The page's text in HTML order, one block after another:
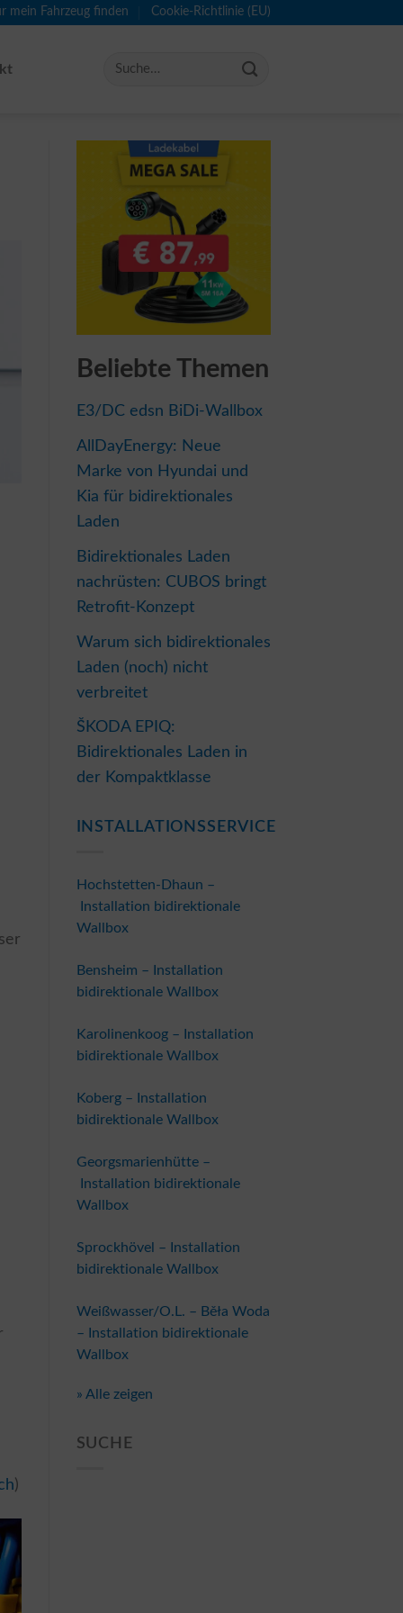
mein Fahrzeug finden Cookie-Richtlinie (EU)
)
Beliebte Themen
E3/DC edsn BiDi-Wallbox
AllDayEnergy: Neue
Marke von Hyundai und
Kia für bidirektionales
Laden
Bidirektionales Laden
nachrüsten: CUBOS bringt
Retrofit-Konzept
Warum sich bidirektionales
Laden (noch) nicht
verbreitet
ŠKODA EPIQ:
Bidirektionales Laden in
der Kompaktklasse
INSTALLATIONSSERVICE
Hochstetten-Dhaun –
Installation bidirektionale
Wallbox
Bensheim – Installation
bidirektionale Wallbox
Karolinenkoog – Installation
bidirektionale Wallbox
Koberg – Installation
bidirektionale Wallbox
Georgsmarienhütte –
Installation bidirektionale
Wallbox
Sprockhövel – Installation
bidirektionale Wallbox
Weißwasser/O.L. – Běła Woda
– Installation bidirektionale
Wallbox
» Alle zeigen
SUCHE